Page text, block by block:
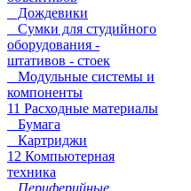
Дождевики
Сумки для студийного
оборудования -
штативов - стоек
Модульные системы и
компоненты
11 Расходные материалы
Бумага
Картриджи
12 Компьютерная
техника
Периферийные